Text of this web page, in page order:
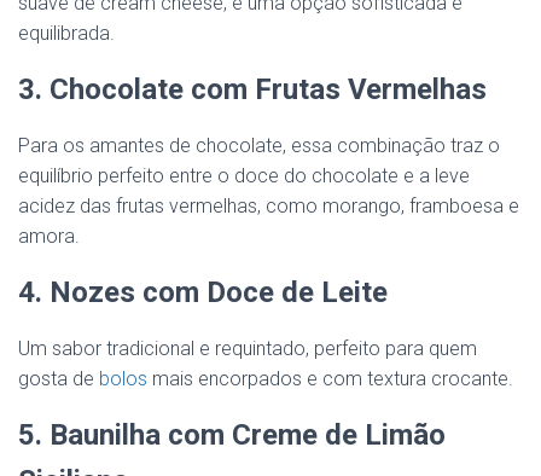
equilibrada.
3. Chocolate com Frutas Vermelhas
Para os amantes de chocolate, essa combinação traz o
equilíbrio perfeito entre o doce do chocolate e a leve
acidez das frutas vermelhas, como morango, framboesa e
amora.
4. Nozes com Doce de Leite
Um sabor tradicional e requintado, perfeito para quem
gosta de bolos mais encorpados e com textura crocante.
5. Baunilha com Creme de Limão